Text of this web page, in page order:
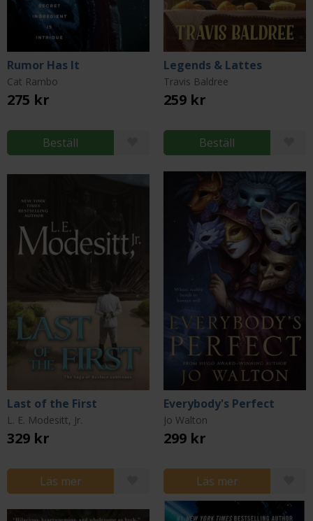
Rumor Has It
Cat Rambo
275 kr
Beställ
Legends & Lattes
Travis Baldree
259 kr
Beställ
Last of the First
L. E. Modesitt, Jr.
329 kr
Läs mer
Everybody's Perfect
Jo Walton
299 kr
Läs mer